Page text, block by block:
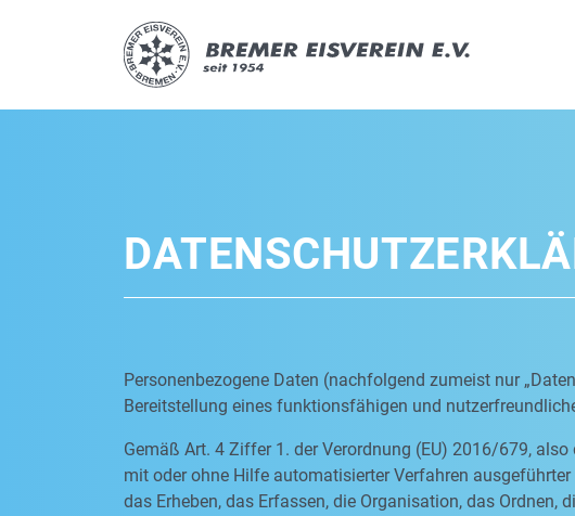
Personenbezogene Daten (nachfolgend zumeist nur
Bereitstellung eines funktionsfähigen und
Gemäß Art. 4 Ziffer 1. der Verordnung (EU) 2016/679,
mit oder ohne Hilfe automatisierter Verfahren
das Erheben, das Erfassen, die Organisation, das Ordnen,